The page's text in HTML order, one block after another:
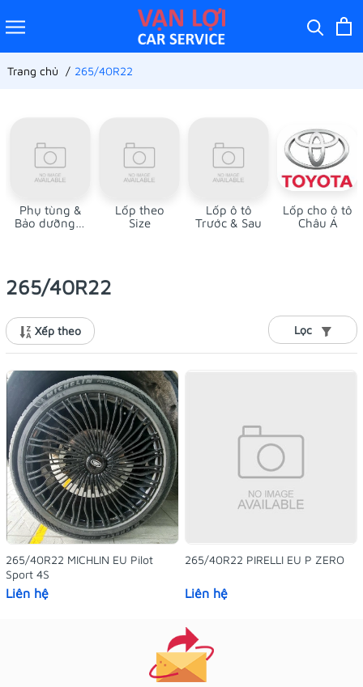
Trang chủ 265/40R22
Phụ tùng &
Bảo dưỡng ô
Lốp theo
Size
Lốp ô tô
Trước & Sau
Lốp cho ô tô
Châu Á
265/40R22
Xếp theo Lọc
265/40R22 MICHLIN EU Pilot
Sport 4S
Liên hệ
265/40R22 PIRELLI EU P ZERO
Liên hệ